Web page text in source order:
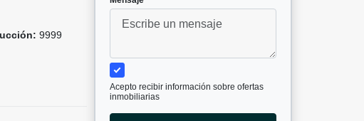
9999
Acepto recibir información sobre ofertas
inmobiliarias